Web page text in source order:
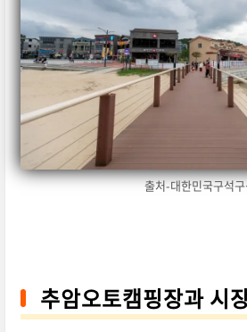
출처-대한민국구석
추암오토캠핑장과 시